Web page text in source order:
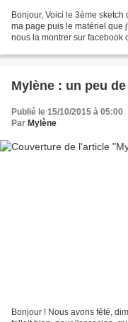
Bonjour, Voici le 3ème
ma page puis le matériel que
nous la montrer sur facebook
Mylène : un peu
Publié le 15/10/2015 à 05:00
Par Mylène
Bonjour ! Nous avons fêté,